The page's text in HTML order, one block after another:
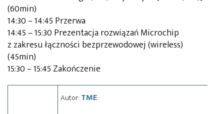
(60min)
14:30 – 14:45 Przerwa
14:45 – 15:30 Prezentacja rozwiązań Microchip
z zakresu łączności bezprzewodowej (wireless)
(45min)
15:30 – 15:45 Zakończenie
Autor: TME